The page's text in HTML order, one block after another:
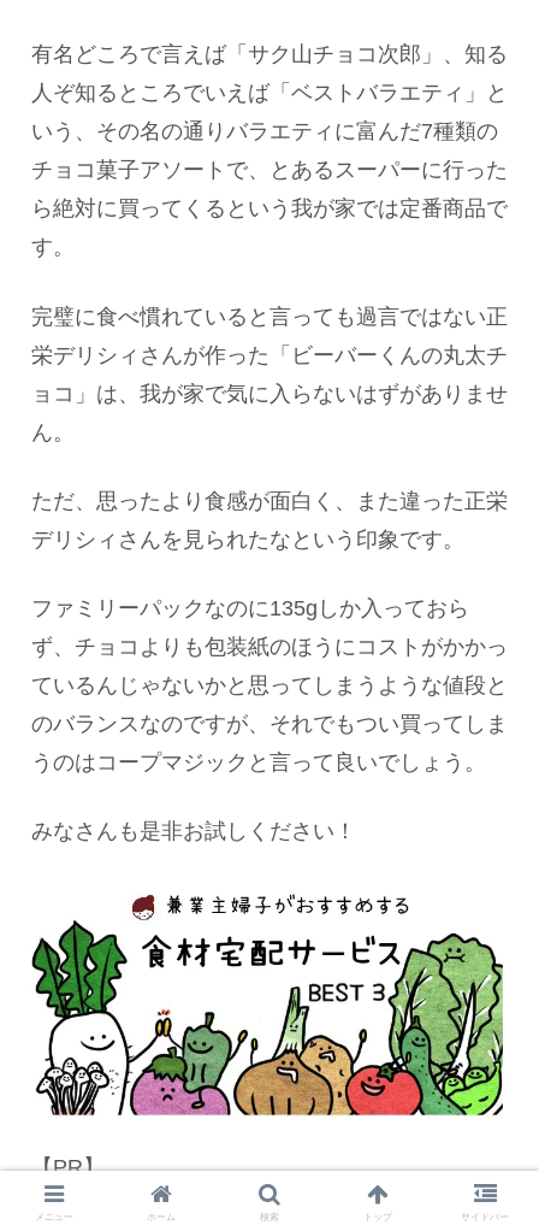
有名どころで言えば「サク山チョコ次郎」、知る
人ぞ知るところでいえば「ベストバラエティ」と
いう、その名の通りバラエティに富んだ7種類の
チョコ菓子アソートで、とあるスーパーに行った
ら絶対に買ってくるという我が家では定番商品で
す。
完璧に食べ慣れていると言っても過言ではない正
栄デリシィさんが作った「ビーバーくんの丸太チ
ョコ」は、我が家で気に入らないはずがありませ
ん。
ただ、思ったより食感が面白く、また違った正栄
デリシィさんを見られたなという印象です。
ファミリーパックなのに135gしか入っておら
ず、チョコよりも包装紙のほうにコストがかかっ
ているんじゃないかと思ってしまうような値段と
のバランスなのですが、それでもつい買ってしま
うのはコープマジックと言って良いでしょう。
みなさんも是非お試しください！
【PR】
メニュー ホーム 検索 トップ サイドバー